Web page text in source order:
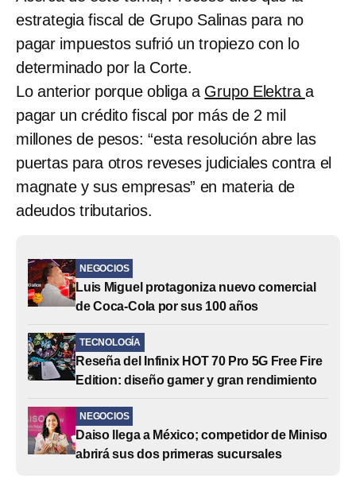
estrategia fiscal de Grupo Salinas para no
pagar impuestos sufrió un tropiezo con lo
determinado por la Corte.
Lo anterior porque obliga a Grupo Elektra a
pagar un crédito fiscal por más de 2 mil
millones de pesos: “esta resolución abre las
puertas para otros reveses judiciales contra el
magnate y sus empresas” en materia de
adeudos tributarios.
NEGOCIOS
Luis Miguel protagoniza nuevo comercial
de Coca-Cola por sus 100 años
TECNOLOGÍA
Reseña del Infinix HOT 70 Pro 5G Free Fire
Edition: diseño gamer y gran rendimiento
NEGOCIOS
Daiso llega a México; competidor de Miniso
abrirá sus dos primeras sucursales